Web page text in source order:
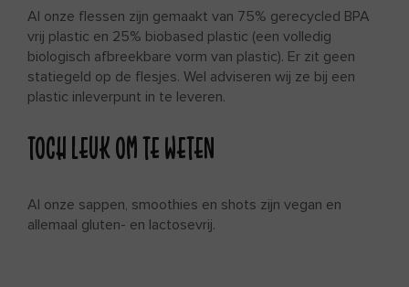
Al onze flessen zijn gemaakt van 75% gerecycled BPA
vrij plastic en 25% biobased plastic (een volledig
biologisch afbreekbare vorm van plastic). Er zit geen
statiegeld op de flesjes. Wel adviseren wij ze bij een
plastic inleverpunt in te leveren.
TOCH LEUK OM TE WETEN
Al onze sappen, smoothies en shots zijn vegan en
allemaal gluten- en lactosevrij.